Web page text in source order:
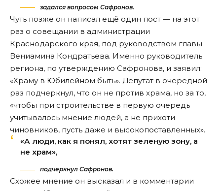
задался вопросом Сафронов.
Чуть позже он написал ещё один пост — на этот
раз о совещании в администрации
Краснодарского края, под руководством главы
Вениамина Кондратьева. Именно руководитель
региона, по утверждению Сафронова, и заявил:
«Храму в Юбилейном быть». Депутат в очередной
раз подчеркнул, что он не против храма, но за то,
«чтобы при строительстве в первую очередь
учитывалось мнение людей, а не прихоти
чиновников, пусть даже и высокопоставленных».
«А люди, как я понял, хотят зеленую зону, а
не храм»,
подчеркнул Сафронов.
Схожее мнение он высказал и в комментарии